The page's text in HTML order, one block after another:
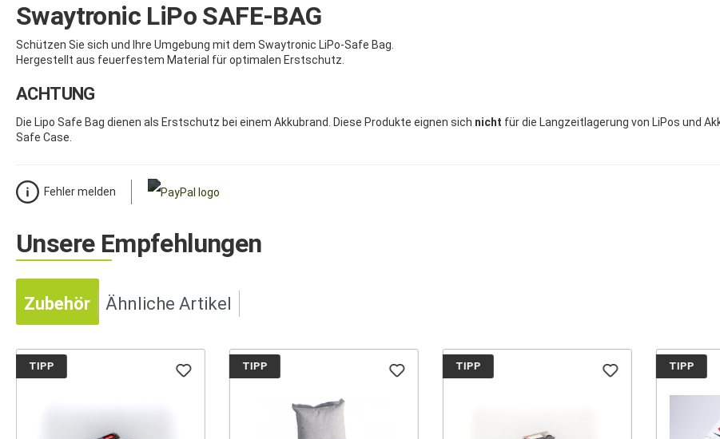
Swaytronic LiPo SAFE-BAG
Schützen Sie sich und Ihre Umgebung mit dem Swaytronic LiPo-Safe Bag.
Hergestellt aus feuerfestem Material für optimalen Erstschutz.
ACHTUNG
Die Lipo Safe Bag dienen als Erstschutz bei einem Akkubrand. Diese Produkte eignen sich nicht für die Langzeitlagerung von LiPos und
Safe Case.
Fehler melden
Unsere Empfehlungen
Zubehör Ähnliche Artikel
TIPP TIPP TIPP TIPP